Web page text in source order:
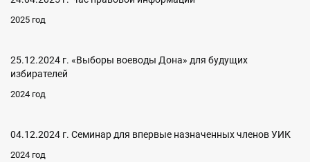
2025 год
25.12.2024 г. «Выборы воеводы Дона» для будущих
избирателей
2024 год
04.12.2024 г. Семинар для впервые назначенных членов УИК
2024 год